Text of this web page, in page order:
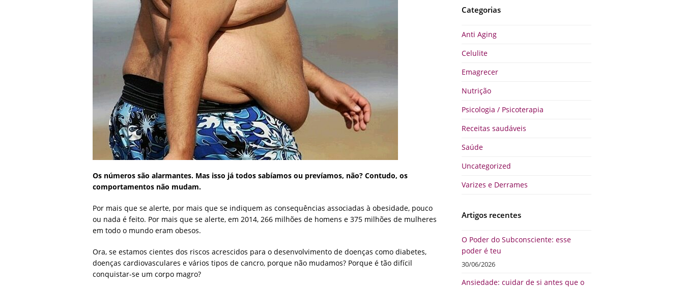
Categorias
Anti Aging
Celulite
Emagrecer
Nutrição
Psicologia / Psicoterapia
Receitas saudáveis
Saúde
Uncategorized
Varizes e Derrames
Artigos recentes
O Poder do Subconsciente: esse
poder é teu
30/06/2026
Ansiedade: cuidar de si antes que o
Os números são alarmantes. Mas isso já todos sabíamos ou prevíamos, não? Contudo, os
comportamentos não mudam.
Por mais que se alerte, por mais que se indiquem as consequências associadas à obesidade, pouco
ou nada é feito. Por mais que se alerte, em 2014, 266 milhões de homens e 375 milhões de mulheres
em todo o mundo eram obesos.
Ora, se estamos cientes dos riscos acrescidos para o desenvolvimento de doenças como diabetes,
doenças cardiovasculares e vários tipos de cancro, porque não mudamos? Porque é tão difícil
conquistar-se um corpo magro?